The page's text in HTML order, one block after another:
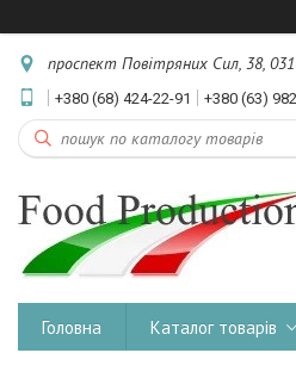
проспект Повітряних Сил, 38,
+380 (68) 424-22-91 +380 (63)
Головна Каталог товарів